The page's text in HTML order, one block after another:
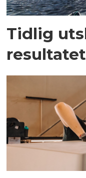
Tidlig
resultatet